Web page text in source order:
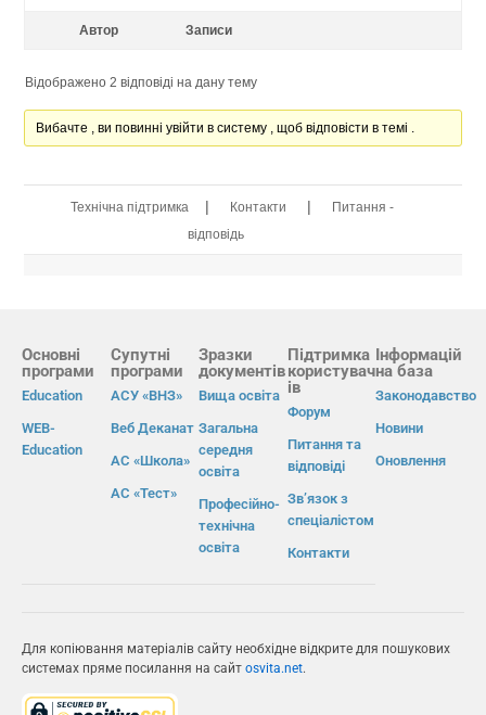
Автор Записи
Відображено 2 відповіді на дану тему
Вибачте , ви повинні увійти в систему , щоб відповісти в темі .
Технічна підтримка | Контакти |
Питання -
відповідь
Основні
програми
Education
WEB-
Education
Супутні
програми
АСУ «ВНЗ»
Веб Деканат
АС «Школа»
АС «Тест»
Зразки
документів
Вища освіта
Загальна
середня
освіта
Професійно-
технічна
освіта
Підтримка
користувач
ів
Форум
Питання та
відповіді
Зв’язок з
спеціалістом
Контакти
Інформацій
на база
Законодавство
Новини
Оновлення
Для копіювання матеріалів сайту необхідне відкрите для пошукових
системах пряме посилання на сайт osvita.net.